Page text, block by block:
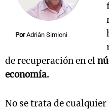
Por Adrián Simioni
de recuperación en el
economía.
No se trata de